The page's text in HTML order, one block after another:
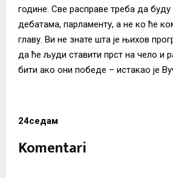
године. Све расправе треба да буду
дебатама, парламенту, а не ко ће
главу. Ви не знате шта је њихов
да ће људи ставити прст на чело и
бити ако они победе – истакао је
24седам
Komentari